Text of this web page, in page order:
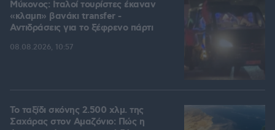
Μύκονος: Ιταλοί τουρίστες έκαναν
«κλαμπ» βανάκι transfer -
Αντιδράσεις για το ξέφρενο πάρτι
08.08.2026, 10:57
Το ταξίδι σκόνης 2.500 χλμ. της
Σαχάρας στον Αμαζόνιο: Πώς η